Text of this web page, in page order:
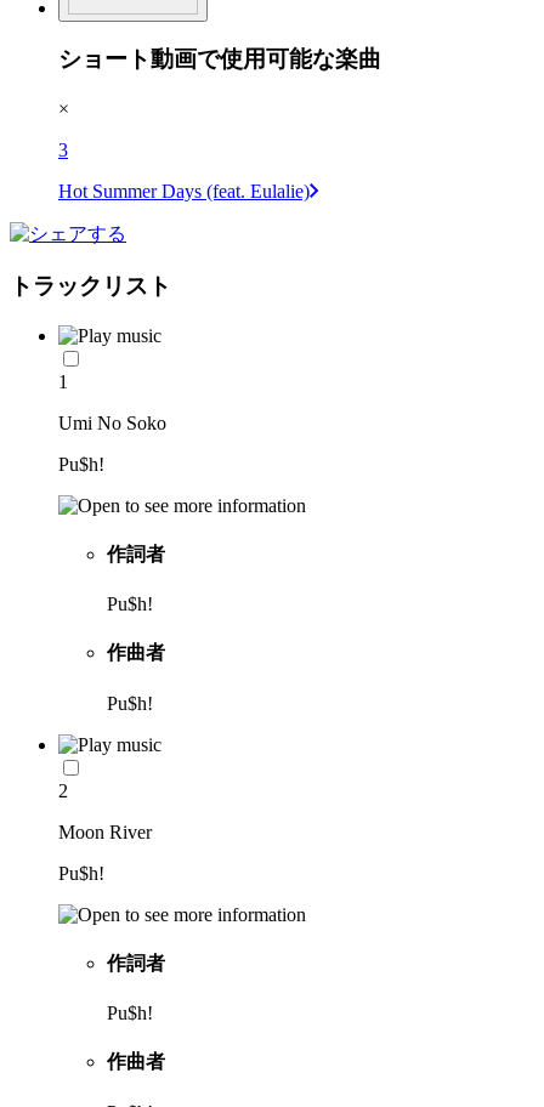
ショート動画で使用可能な楽曲
×
3
Hot Summer Days (feat. Eulalie)
トラックリスト
1
Umi No Soko
Pu$h!
作詞者
Pu$h!
作曲者
Pu$h!
2
Moon River
Pu$h!
作詞者
Pu$h!
作曲者